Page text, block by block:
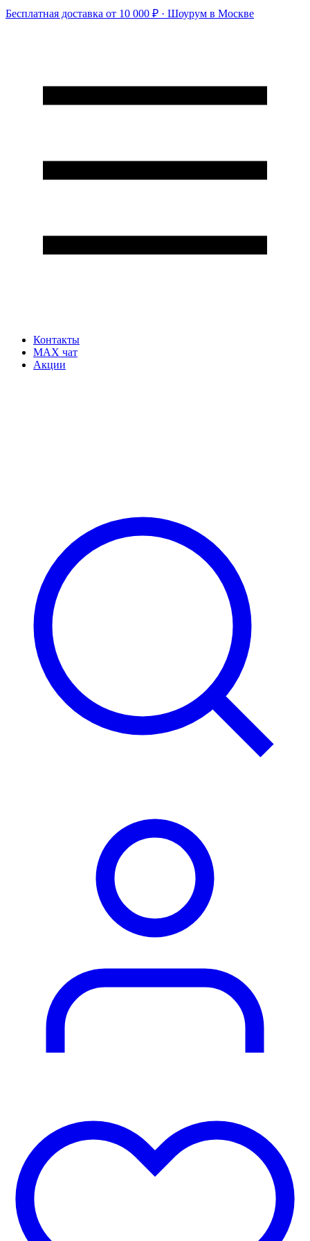
Бесплатная доставка от 10 000 ₽ · Шоурум в Москве
Контакты
MAX чат
Акции